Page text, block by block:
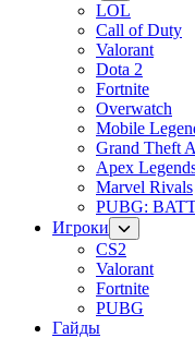
LOL
Call of Duty
Valorant
Dota 2
Fortnite
Overwatch
Mobile
Grand Theft
Apex
Marvel Rivals
PUBG:
Игроки
CS2
Valorant
Fortnite
PUBG
Гайды